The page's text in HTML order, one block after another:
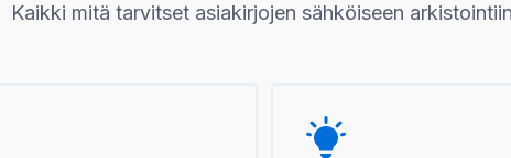
Kaikki mitä tarvitset asiakirjojen sähköiseen